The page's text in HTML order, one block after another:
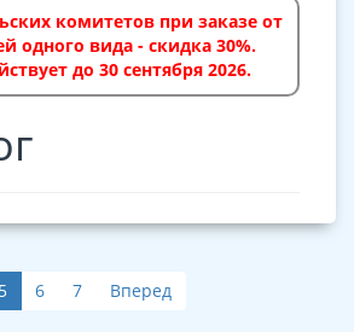
комитетов при заказе от
одного вида - скидка 30%.
до 30 сентября 2026.
5 6 7 Вперед